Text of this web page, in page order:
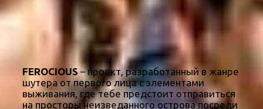
FEROCIOUS – проект, разработанный в жанре
шутера от первого лица с элементами
выживания, где тебе предстоит отправиться
на просторы неизведанного острова посреди